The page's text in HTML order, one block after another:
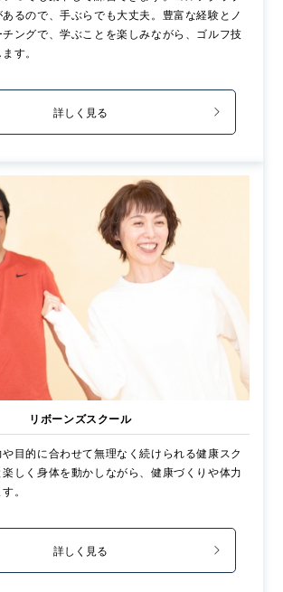
るので、手ぶらでも大丈夫。豊富な経験とノ
ングで、学ぶことを楽しみながら、ゴルフ技
す。
詳しく見る
リボーンズスクール
目的に合わせて無理なく続けられる健康スク
しく身体を動かしながら、健康づくりや体力
。
詳しく見る